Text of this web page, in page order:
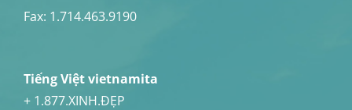
Fax: 1.714.463.9190
Tiếng Việt vietnamita
+ 1.877.XINH.ĐẸP